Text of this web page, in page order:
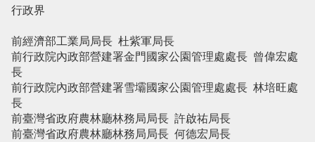
行政界
前經濟部工業局局長 杜紫軍局長
前行政院內政部營建署金門國家公園管理處處長 曾偉宏處
長
前行政院內政部營建署雪壩國家公園管理處處長 林培旺處
長
前臺灣省政府農林廳林務局局長 許啟祐局長
前臺灣省政府農林廳林務局局長 何德宏局長